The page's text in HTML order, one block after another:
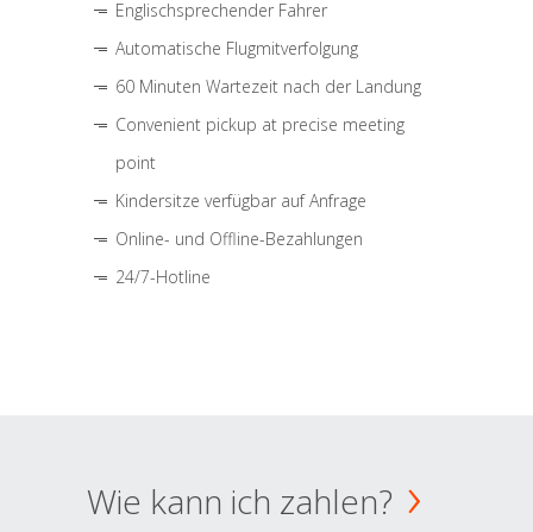
Englischsprechender Fahrer
Automatische Flugmitverfolgung
60 Minuten Wartezeit nach der Landung
Convenient pickup at precise meeting
point
Kindersitze verfügbar auf Anfrage
Online- und Offline-Bezahlungen
24/7-Hotline
Wie kann ich zahlen?